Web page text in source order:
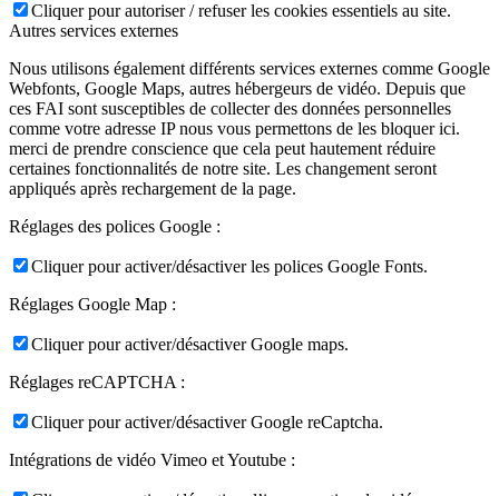
Cliquer pour autoriser / refuser les cookies essentiels au site.
Autres services externes
Nous utilisons également différents services externes comme Google
Webfonts, Google Maps, autres hébergeurs de vidéo. Depuis que
ces FAI sont susceptibles de collecter des données personnelles
comme votre adresse IP nous vous permettons de les bloquer ici.
merci de prendre conscience que cela peut hautement réduire
certaines fonctionnalités de notre site. Les changement seront
appliqués après rechargement de la page.
Réglages des polices Google :
Cliquer pour activer/désactiver les polices Google Fonts.
Réglages Google Map :
Cliquer pour activer/désactiver Google maps.
Réglages reCAPTCHA :
Cliquer pour activer/désactiver Google reCaptcha.
Intégrations de vidéo Vimeo et Youtube :